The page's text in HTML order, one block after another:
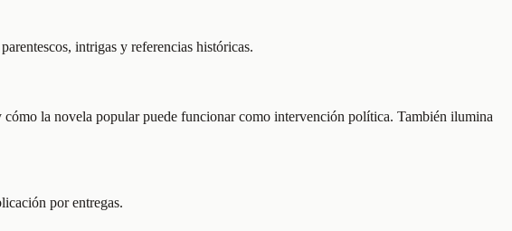
intrigas y referencias históricas.
la novela popular puede funcionar como intervención política. También ilumina
por entregas.